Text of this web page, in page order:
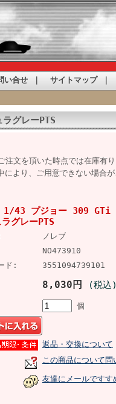
い合せ サイトマップ｜
グレーPTS
文を頂いた時点では在庫有
より、ご用意できない場合が
1/43 プジョー 309 GTi
グレーPTS
ノレブ
NO473910
ド:
3551094739101
8,030円 (税込)
個
返品・交換について
この商品について問
友達にメールですす